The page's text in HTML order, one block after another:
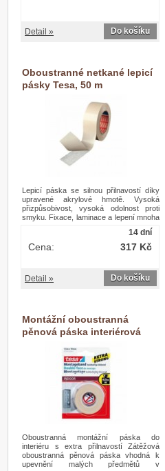
Do košíku
Detail »
Oboustranné netkané lepicí
pásky Tesa, 50 m
Lepicí páska se silnou přilnavostí díky
upravené akrylové hmotě. Vysoká
přizpůsobivost, vysoká odolnost proti
smyku. Fixace, laminace a lepení mnoha
materiálů (papír, lepenka, pěna, kovy,
plasty atd.).Oboustranné netkané lepicí
pásky Tesa, 50 m
14 dní
317 Kč
Cena:
Do košíku
Detail »
Montážní oboustranná
pěnová páska interiérová
Oboustranná montážní páska do
interiéru s extra přilnavostí Zátěžová
oboustranná pěnová páska vhodná k
upevnění malých předmětů v